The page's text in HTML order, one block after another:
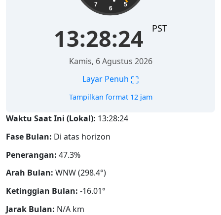
5
6
7
13:28:25 PST
Kamis, 6 Agustus 2026
Layar Penuh ⛶
Tampilkan format 12 jam
Waktu Saat Ini (Lokal): 13:28:25
Fase Bulan: Di atas horizon
Penerangan: 47.3%
Arah Bulan: WNW (298.4°)
Ketinggian Bulan: -16.01°
Jarak Bulan: N/A km